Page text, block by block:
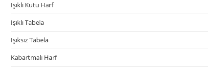
Işıklı Kutu Harf
Işıklı Tabela
Işıksız Tabela
Kabartmalı Harf